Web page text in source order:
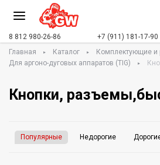
8 812 980-26-86 +7 (911) 181-17-90
Главная
Каталог
Комплектующие и
Для аргоно-дуговых аппаратов (TIG)
Кнопки,
Популярные Недорогие